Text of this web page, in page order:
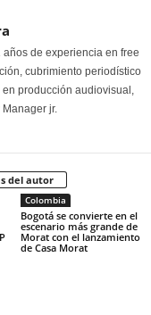
de experiencia en free
cubrimiento periodístico
producción audiovisual,
jr.
del autor
Colombia
Bogotá se convierte en el
escenario más grande de
Morat con el lanzamiento
de Casa Morat